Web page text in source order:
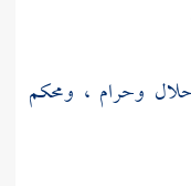
وحرام ، ومحكم